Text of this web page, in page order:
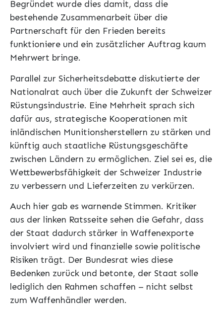
Begründet wurde dies damit, dass die
bestehende Zusammenarbeit über die
Partnerschaft für den Frieden bereits
funktioniere und ein zusätzlicher Auftrag kaum
Mehrwert bringe.
Parallel zur Sicherheitsdebatte diskutierte der
Nationalrat auch über die Zukunft der Schweizer
Rüstungsindustrie. Eine Mehrheit sprach sich
dafür aus, strategische Kooperationen mit
inländischen Munitionsherstellern zu stärken und
künftig auch staatliche Rüstungsgeschäfte
zwischen Ländern zu ermöglichen. Ziel sei es, die
Wettbewerbsfähigkeit der Schweizer Industrie
zu verbessern und Lieferzeiten zu verkürzen.
Auch hier gab es warnende Stimmen. Kritiker
aus der linken Ratsseite sehen die Gefahr, dass
der Staat dadurch stärker in Waffenexporte
involviert wird und finanzielle sowie politische
Risiken trägt. Der Bundesrat wies diese
Bedenken zurück und betonte, der Staat solle
lediglich den Rahmen schaffen – nicht selbst
zum Waffenhändler werden.